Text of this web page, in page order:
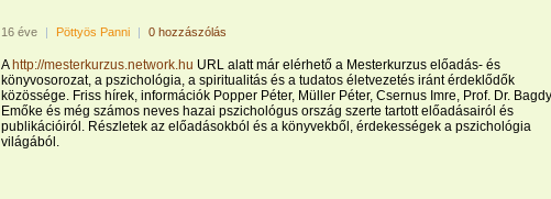
16 éve | Pöttyös Panni | 0 hozzászólás
A http://mesterkurzus.network.hu URL alatt már elérhető a Mesterkurzus előadás- és
könyvosorozat, a pszichológia, a spiritualitás és a tudatos életvezetés iránt érdeklődők
közössége. Friss hírek, információk Popper Péter, Müller Péter, Csernus Imre, Prof. Dr. Bagdy
Emőke és még számos neves hazai pszichológus ország szerte tartott előadásairól és
publikációiról. Részletek az előadásokból és a könyvekből, érdekességek a pszichológia
világából.